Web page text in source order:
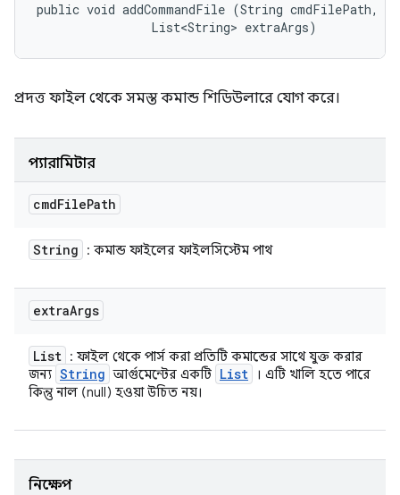
public void addCommandFile (String cmdFilePath,
                List<String> extraArgs)
প্রদত্ত ফাইল থেকে সমস্ত কমান্ড শিডিউলারে যোগ করে।
প্যারামিটার
cmdFilePath
String : কমান্ড ফাইলের ফাইলসিস্টেম পাথ
extraArgs
List : ফাইল থেকে পার্স করা প্রতিটি কমান্ডের সাথে যুক্ত করার
জন্য String আর্গুমেন্টের একটি List
। এটি খালি হতে পারে
কিন্তু নাল (null) হওয়া উচিত নয়।
নিক্ষেপ